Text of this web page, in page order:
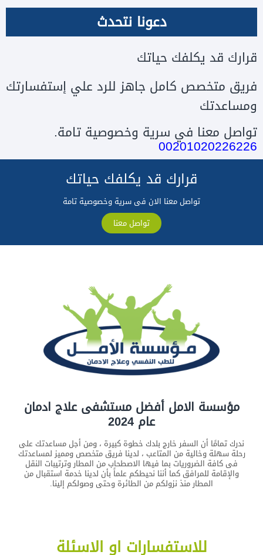
دعونا نتحدث
قرارك قد يكلفك حياتك
فريق متخصص كامل جاهز للرد علي إستفسارتك
ومساعدتك
تواصل معنا في سرية وخصوصية تامة.
00201020226226
قرارك قد يكلفك حياتك
تواصل معنا الان فى سرية وخصوصية تامة
تواصل معنا
مؤسسة الامل أفضل مستشفى علاج ادمان
عام 2024
ندرك تمامًا أن السفر خارج بلدك خطوة كبيرة ، ومن أجل مساعدتك على
رحلة سهلة وخالية من المتاعب ، لدينا فريق متخصص ومميز لمساعدتك
فى كافة الضروريات بما فيها الاصطحاب من المطار وترتيبات النقل
والإقامة للمرافق كما أننا نحيطكم علماً بأن لدينا خدمة استقبال من
المطار منذ نزولكم من الطائرة وحتى وصولكم إلينا.
للاستفسارات او الاسئلة